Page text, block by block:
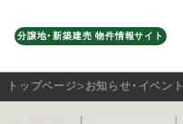
分譲地・新築建売 物件情報サイト
トップページ お知らせ・イベント